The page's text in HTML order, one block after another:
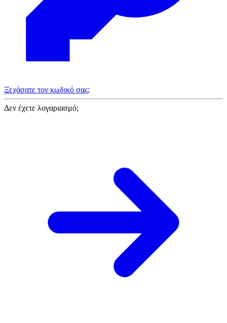
Ξεχάσατε τον κωδικό σας;
Δεν έχετε λογαριασμό;